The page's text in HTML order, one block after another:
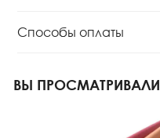
Способы оплаты
ВЫ ПРОСМАТРИВАЛИ